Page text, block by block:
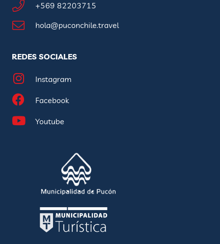
+569 82203715
hola@puconchile.travel
REDES SOCIALES
Instagram
Facebook
Youtube